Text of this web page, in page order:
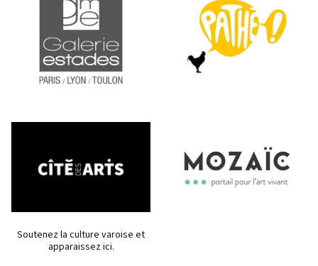
Soutenez la culture varoise et
apparaissez ici.